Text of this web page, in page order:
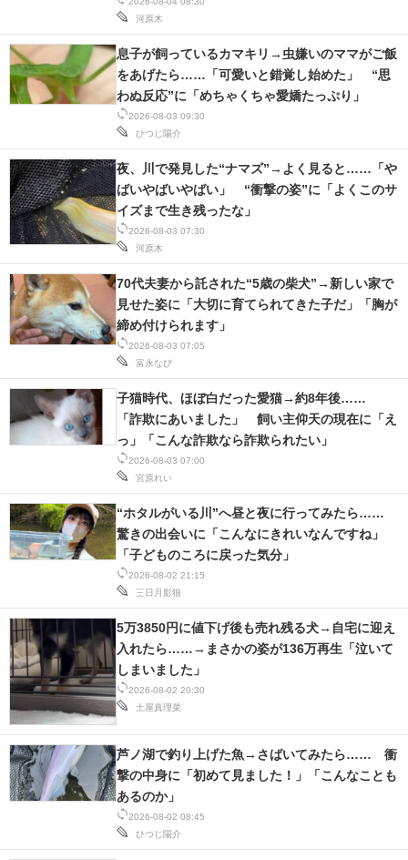
河原木
2026-08-03 09:30
ひつじ陽介
息子が飼っているカマキリ→虫嫌いのママがご飯
をあげたら……「可愛いと錯覚し始めた」 “思
わぬ反応”に「めちゃくちゃ愛嬌たっぷり」
2026-08-03 07:30
河原木
夜、川で発見した“ナマズ”→よく見ると……「や
ばいやばいやばい」 “衝撃の姿”に「よくこのサ
イズまで生き残ったな」
2026-08-03 07:05
富永なび
70代夫妻から託された“5歳の柴犬”→新しい家で
見せた姿に「大切に育てられてきた子だ」「胸が
締め付けられます」
2026-08-03 07:00
宮原れい
子猫時代、ほぼ白だった愛猫→約8年後……
「詐欺にあいました」 飼い主仰天の現在に「え
っ」「こんな詐欺なら詐欺られたい」
2026-08-02 21:15
三日月影狼
“ホタルがいる川”へ昼と夜に行ってみたら……
驚きの出会いに「こんなにきれいなんですね」
「子どものころに戻った気分」
2026-08-02 20:30
土屋真理菜
5万3850円に値下げ後も売れ残る犬→自宅に迎え
入れたら……→まさかの姿が136万再生「泣いて
しまいました」
2026-08-02 08:45
ひつじ陽介
芦ノ湖で釣り上げた魚→さばいてみたら…… 衝
撃の中身に「初めて見ました！」「こんなことも
あるのか」